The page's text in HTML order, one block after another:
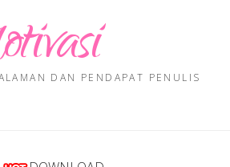
DAN PENDAPAT PENULIS